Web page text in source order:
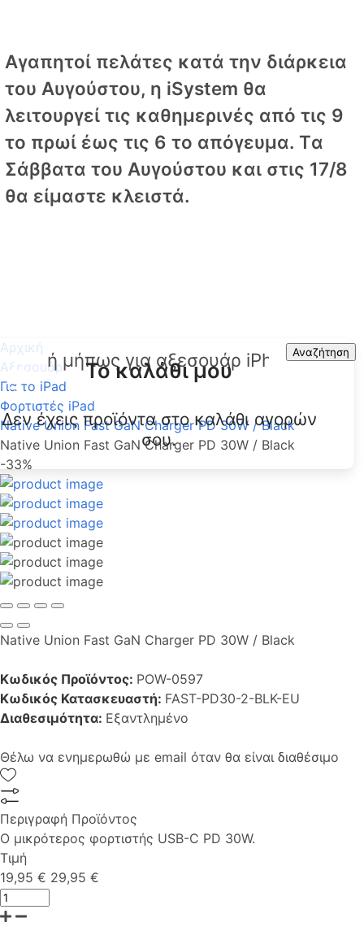
Αγαπητοί πελάτες κατά την διάρκεια
του Αυγούστου, η iSystem θα
λειτουργεί τις καθημερινές από τις 9
το πρωί έως τις 6 το απόγευμα. Tα
Σάββατα του Αυγούστου και στις 17/8
θα είμαστε κλειστά.
Αναζήτηση
Το καλάθι μου
Δεν έχεις προϊόντα στο καλάθι αγορών
σου.
Αρχική
Αξεσουάρ
Για το iPad
Φορτιστές iPad
Native Union Fast GaN Charger PD 30W / Black
Native Union Fast GaN Charger PD 30W / Black
-33%
Native Union Fast GaN Charger PD 30W / Black
Κωδικός Προϊόντος: POW-0597
Κωδικός Κατασκευαστή: FAST-PD30-2-BLK-EU
Διαθεσιμότητα: Εξαντλημένο
Θέλω να ενημερωθώ με email όταν θα είναι διαθέσιμο
Περιγραφή Προϊόντος
Ο μικρότερος φορτιστής USB-C PD 30W.
Τιμή
19,95 € 29,95 €